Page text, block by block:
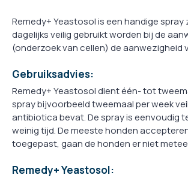
Remedy+ Yeastosol is een handige
dagelijks veilig gebruikt worden bij de
(onderzoek van cellen) de aanwezigheid
Gebruiksadvies:
Remedy+ Yeastosol dient één- tot
spray bijvoorbeeld tweemaal per week
antibiotica bevat. De spray is eenvoudig
weinig tijd. De meeste honden
toegepast, gaan de honden er niet
Remedy+ Yeastosol: